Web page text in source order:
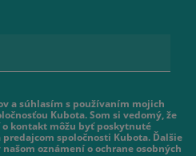
a súhlasím s používaním mojich
Kubota. Som si vedomý, že
o kontakt môžu byť poskytnuté
spoločnosti Kubota. Ďalšie
oznámení o ochrane osobných